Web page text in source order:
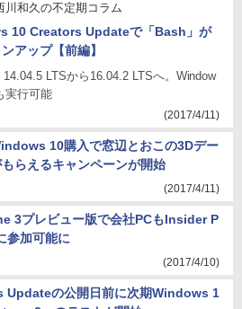
川和久の不定期コラム
10 Creators Updateで「Bash」が
アップ【前編】
14.04.5 LTSから16.04.2 LTSへ。Window
実行可能
(2017/4/11)
10購入で窓辺とおこの3Dデー
らえるキャンペーンが開始
(2017/4/11)
3プレビュー版で会社PCもInsider P
参加可能に
(2017/4/10)
Updateの公開日前に次期Windows 1